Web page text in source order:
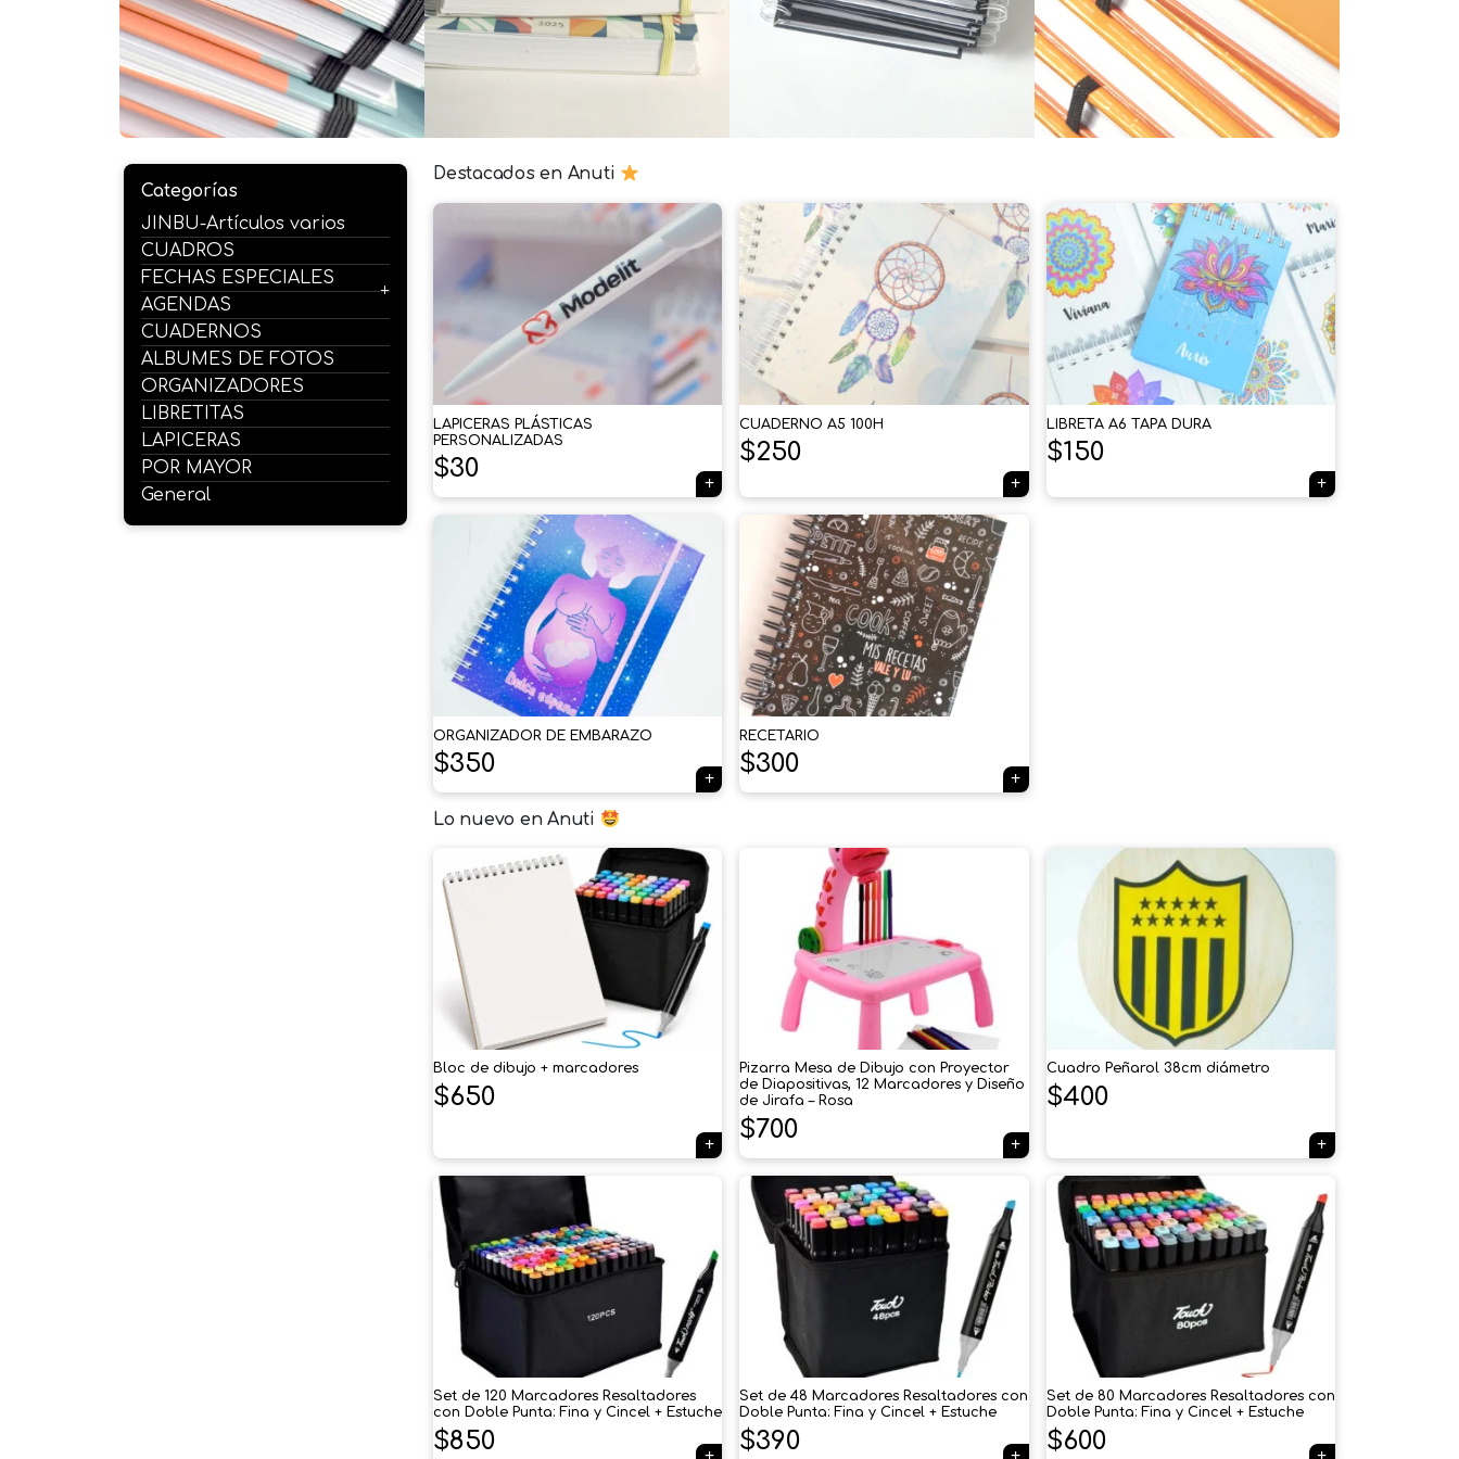
Categorías
JINBU-Artículos varios
CUADROS
FECHAS ESPECIALES
AGENDAS
CUADERNOS
ALBUMES DE FOTOS
ORGANIZADORES
LIBRETITAS
LAPICERAS
POR MAYOR
General
Destacados en Anuti
LAPICERAS PLÁSTICAS
PERSONALIZADAS
$30
CUADERNO A5 100H
$250
LIBRETA A6 TAPA DURA
$150
ORGANIZADOR DE EMBARAZO
$350
RECETARIO
$300
Lo nuevo en Anuti
Bloc de dibujo + marcadores
$650
Pizarra Mesa de Dibujo con Proyector
de Diapositivas, 12 Marcadores y Diseño
de Jirafa – Rosa
$700
Cuadro Peñarol 38cm diámetro
$400
Set de 120 Marcadores Resaltadores
con Doble Punta: Fina y Cincel + Estuche
$850
Set de 48 Marcadores Resaltadores con
Doble Punta: Fina y Cincel + Estuche
$390
Set de 80 Marcadores Resaltadores con
Doble Punta: Fina y Cincel + Estuche
$600
Tu carrito está vacío.
Agregá un producto y aparecerá acá
automáticamente.